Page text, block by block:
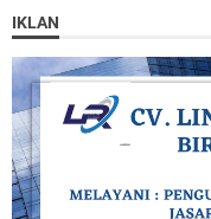
IKLAN